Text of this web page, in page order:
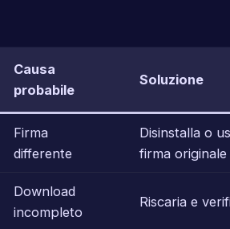
Causa
probabile
Soluzione
Firma
differente
Disinstalla o
firma originale
Download
incompleto
Riscaria e